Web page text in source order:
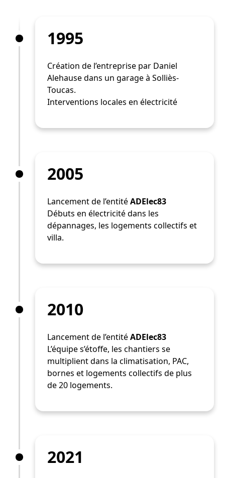
1995
Création de l’entreprise par Daniel
Alehause dans un garage à Solliès-
Toucas.
Interventions locales en électricité
2005
Lancement de l’entitéADElec83
Débuts en électricité dans les
dépannages, les logements collectifs et
villa.
2010
Lancement de l’entitéADElec83
L’équipe s’étoffe, les chantiers se
multiplient dans la climatisation, PAC,
bornes et logements collectifs de plus
de 20 logements.
2021